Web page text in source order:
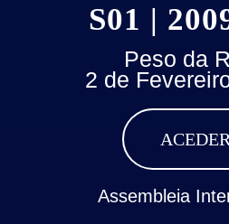
S01 |
Peso da
2 de
ACEDER
Assembleia